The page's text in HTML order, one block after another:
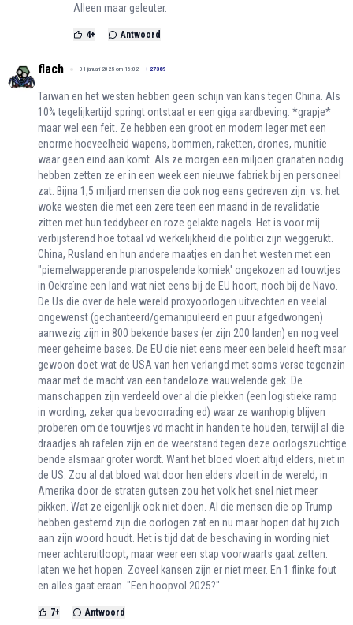
Alleen maar geleuter.
4+ Antwoord
flach 01 januari 2025 om 16:02 + 27389
Taiwan en het westen hebben geen schijn van kans tegen China. Als
10% tegelijkertijd springt ontstaat er een giga aardbeving. *grapje*
maar wel een feit. Ze hebben een groot en modern leger met een
enorme hoeveelheid wapens, bommen, raketten, drones, munitie
waar geen eind aan komt. Als ze morgen een miljoen granaten nodig
hebben zetten ze er in een week een nieuwe fabriek bij en personeel
zat. Bijna 1,5 miljard mensen die ook nog eens gedreven zijn. vs. het
woke westen die met een zere teen een maand in de revalidatie
zitten met hun teddybeer en roze gelakte nagels. Het is voor mij
verbijsterend hoe totaal vd werkelijkheid die politici zijn weggerukt.
China, Rusland en hun andere maatjes en dan het westen met een
"piemelwapperende pianospelende komiek' ongekozen ad touwtjes
in Oekraïne een land wat niet eens bij de EU hoort, noch bij de Navo.
De Us die over de hele wereld proxyoorlogen uitvechten en veelal
ongewenst (gechanteerd/gemanipuleerd en puur afgedwongen)
aanwezig zijn in 800 bekende bases (er zijn 200 landen) en nog veel
meer geheime bases. De EU die niet eens meer een beleid heeft maar
gewoon doet wat de USA van hen verlangd met soms verse tegenzin
maar met de macht van een tandeloze wauwelende gek. De
manschappen zijn verdeeld over al die plekken (een logistieke ramp
in wording, zeker qua bevoorrading ed) waar ze wanhopig blijven
proberen om de touwtjes vd macht in handen te houden, terwijl al die
draadjes ah rafelen zijn en de weerstand tegen deze oorlogszuchtige
bende alsmaar groter wordt. Want het bloed vloeit altijd elders, niet in
de US. Zou al dat bloed wat door hen elders vloeit in de wereld, in
Amerika door de straten gutsen zou het volk het snel niet meer
pikken. Wat ze eigenlijk ook niet doen. Al die mensen die op Trump
hebben gestemd zijn die oorlogen zat en nu maar hopen dat hij zich
aan zijn woord houdt. Het is tijd dat de beschaving in wording niet
meer achteruitloopt, maar weer een stap voorwaarts gaat zetten.
laten we het hopen. Zoveel kansen zijn er niet meer. En 1 flinke fout
en alles gaat eraan. "Een hoopvol 2025?"
7+ Antwoord